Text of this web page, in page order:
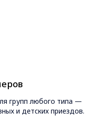
групп любого типа —
и детских приездов.